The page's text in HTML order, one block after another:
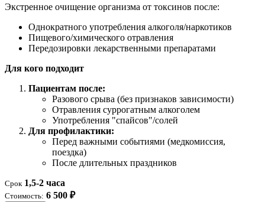
Экстренное очищение организма от токсинов после:
Однократного употребления алкоголя/наркотиков
Пищевого/химического отравления
Передозировки лекарственными препаратами
Для кого подходит
Пациентам после:
Разового срыва (без признаков зависимости)
Отравления суррогатным алкоголем
Употребления "спайсов"/солей
Для профилактики:
Перед важными событиями (медкомиссия,
поездка)
После длительных праздников
Срок 1,5-2 часа
Стоимость: 6 500 ₽